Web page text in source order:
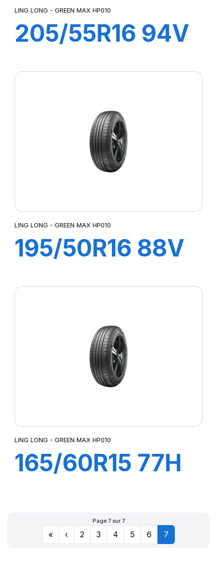
LING LONG - GREEN MAX HP010
205/55R16 94V
LING LONG - GREEN MAX HP010
195/50R16 88V
LING LONG - GREEN MAX HP010
165/60R15 77H
(HP010)Page 7 sur 7
« ‹ 2 3 4 5 6 7